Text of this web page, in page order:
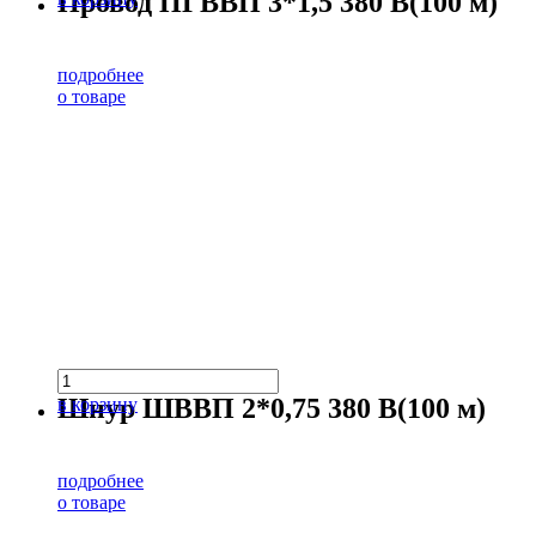
подробнее
о товаре
в корзину
Шнур ШВВП 2*0,75 380 В(100 м)
подробнее
о товаре